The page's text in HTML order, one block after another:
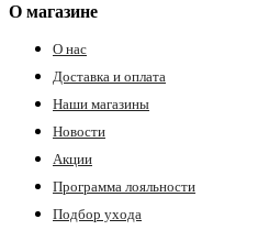
О магазине
О нас
Доставка и оплата
Наши магазины
Новости
Акции
Программа лояльности
Подбор ухода